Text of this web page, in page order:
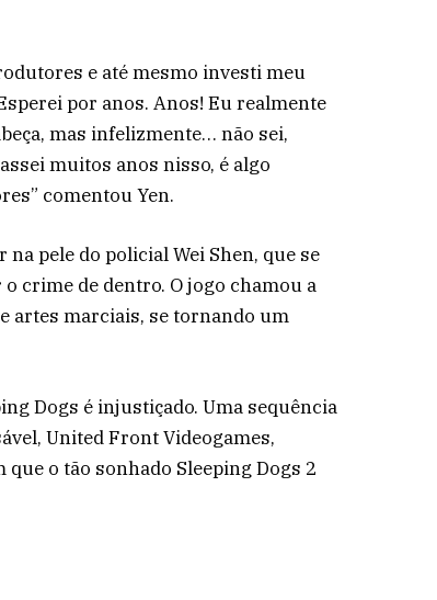
e até mesmo investi meu
por anos. Anos! Eu realmente
mas infelizmente… não sei,
muitos anos nisso, é algo
comentou Yen.
pele do policial Wei Shen, que se
crime de dentro. O jogo chamou a
artes marciais, se tornando um
Dogs é injustiçado. Uma sequência
United Front Videogames,
o tão sonhado Sleeping Dogs 2